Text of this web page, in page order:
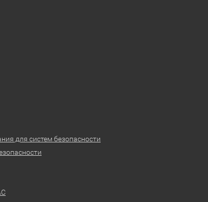
для систем безопасности